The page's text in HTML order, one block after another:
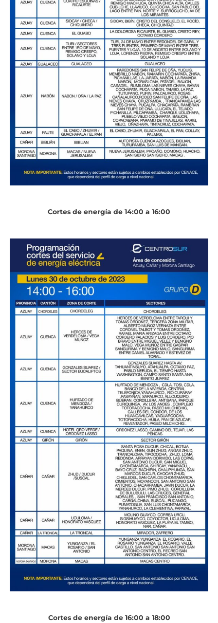
Cortes de energía de 14:00 a 16:00
Cortes de energía de 16:00 a 18:00